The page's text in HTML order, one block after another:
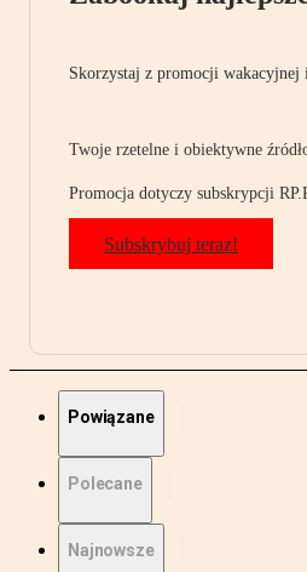
Skorzystaj z promocji wakacyjnej
Twoje rzetelne i obiektywne
Promocja dotyczy subskrypcji
Subskrybuj teraz!
Powiązane
Polecane
Najnowsze